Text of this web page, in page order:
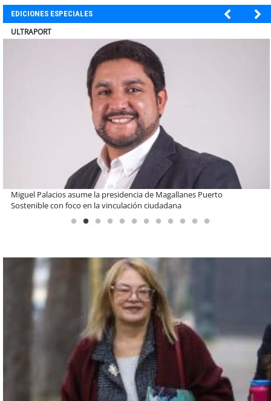
EDICIONES ESPECIALES
ULTRAPORT
Estudiantes de la UCN desarrollan tecnología para modernizar la
operación de Ultraport Coquimbo